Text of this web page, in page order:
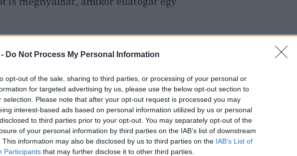
Do Not Process My Personal Information
opt-out of the sale, sharing to third parties, or processing of your personal or
for targeted advertising by us, please use the below opt-out section to
selection. Please note that after your opt-out request is processed you may
interest-based ads based on personal information utilized by us or personal
to third parties prior to your opt-out. You may separately opt-out of the
of your personal information by third parties on the IAB’s list of downstream
This information may also be disclosed by us to third parties on the IAB’s List of
Participants that may further disclose it to other third parties.
mit nevezhetünk